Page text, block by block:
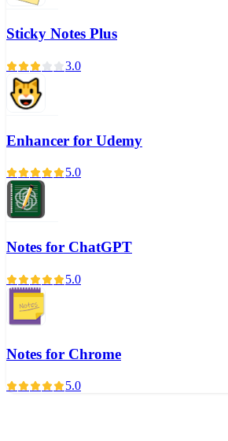
Sticky Notes Plus
3.0
Enhancer for Udemy
5.0
Notes for ChatGPT
5.0
Notes for Chrome
5.0